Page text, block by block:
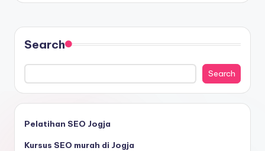
Search
Search
Pelatihan SEO Jogja
Kursus SEO murah di Jogja